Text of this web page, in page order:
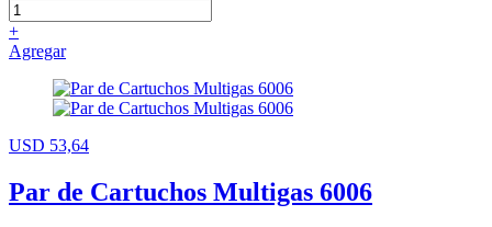
+
Agregar
USD 53,64
Par de Cartuchos Multigas 6006